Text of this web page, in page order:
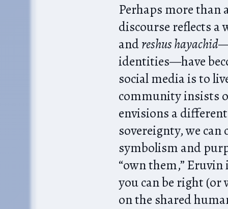
Perhaps more than
discourse reflects a
andreshus hayachid
identities—have
social media is to
community insists
envisions a
sovereignty, we
symbolism and
“own them,”
you can be right
on the shared